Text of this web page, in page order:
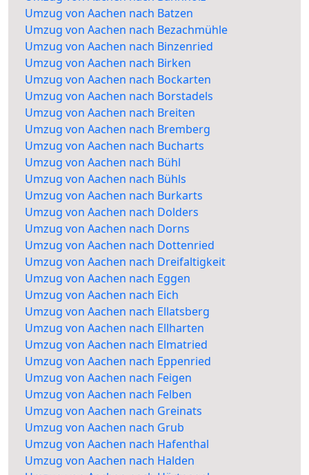
Umzug von Aachen nach Batzen
Umzug von Aachen nach Bezachmühle
Umzug von Aachen nach Binzenried
Umzug von Aachen nach Birken
Umzug von Aachen nach Bockarten
Umzug von Aachen nach Borstadels
Umzug von Aachen nach Breiten
Umzug von Aachen nach Bremberg
Umzug von Aachen nach Bucharts
Umzug von Aachen nach Bühl
Umzug von Aachen nach Bühls
Umzug von Aachen nach Burkarts
Umzug von Aachen nach Dolders
Umzug von Aachen nach Dorns
Umzug von Aachen nach Dottenried
Umzug von Aachen nach Dreifaltigkeit
Umzug von Aachen nach Eggen
Umzug von Aachen nach Eich
Umzug von Aachen nach Ellatsberg
Umzug von Aachen nach Ellharten
Umzug von Aachen nach Elmatried
Umzug von Aachen nach Eppenried
Umzug von Aachen nach Feigen
Umzug von Aachen nach Felben
Umzug von Aachen nach Greinats
Umzug von Aachen nach Grub
Umzug von Aachen nach Hafenthal
Umzug von Aachen nach Halden